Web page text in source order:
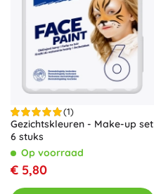
(1)
Gezichtskleuren - Make-up set
6 stuks
Op voorraad
€ 5,80